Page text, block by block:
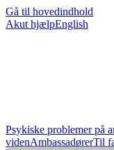
Gå til hovedindhold
Akut hjælpEnglish
Psykiske problemer på
videnAmbassadørerTil